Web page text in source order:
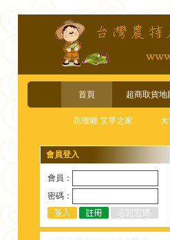
首頁 超商取貨地
花壇鄉 艾草之家
會員登入
會員：
密碼：